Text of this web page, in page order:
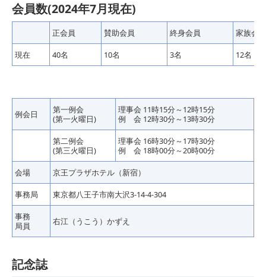
会員数(2024年7月現在)
正会員 賛助会員 終身会員 家族会員
現在 40名 10名 3名 12名
例会日
第一例会
(第一火曜日)
理事会 11時15分～12時15分
例 会 12時30分～13時30分
第二例会
(第三火曜日)
理事会 16時30分～17時30分
例 会 18時00分～20時00分
会場 京王プラザホテル（新宿）
事務局 東京都八王子市南大沢3-14-4-304
事務
局員
右江（うこう）かずえ
記念誌